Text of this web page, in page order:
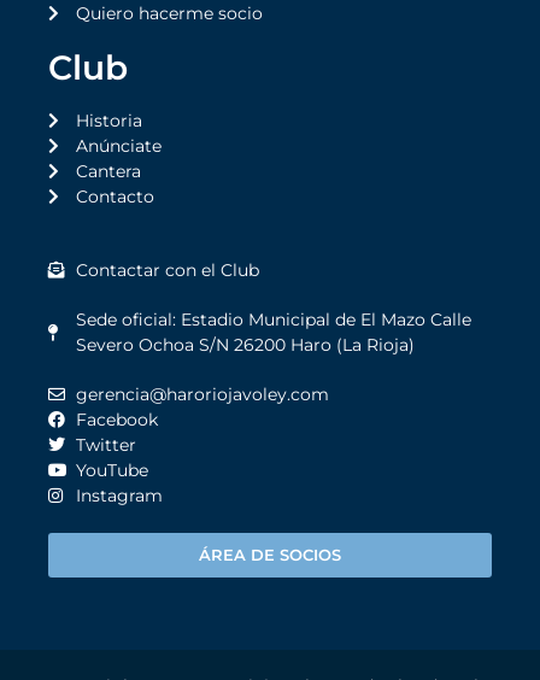
Quiero hacerme socio
Club
Historia
Anúnciate
Cantera
Contacto
Contactar con el Club
Sede oficial: Estadio Municipal de El Mazo Calle
Severo Ochoa S/N 26200 Haro (La Rioja)
gerencia@haroriojavoley.com
Facebook
Twitter
YouTube
Instagram
ÁREA DE SOCIOS